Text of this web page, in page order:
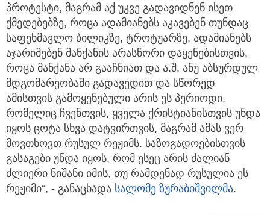
პროტესტი, მაგრამ აქ უკვე გადავიდნენ ისეთ
ქმედებებზე, როცა ადამიანებს აკავებენ თუნდაც
საფეხმავლო ბილიკზე, ტროტუარზე, ადამიანებს
აჯარიმებენ მანქანის არასწორი დაყენებისთვის,
როცა მანქანა არ გააჩნიათ და ა.შ. ანუ აბსურდულ
მდგომარეობაში გადავედით და სწორედ
ამისთვის გამოყენებული არის ეს პერიოდი,
რომელიც ჩვენთვის, ყველა ქრისტიანისთვის უნდა
იყოს ცოტა სხვა დატვირთვის, მაგრამ ამას ვერ
მოვთხოვთ რუსულ რეჟიმს. საზოგადოებისთვის
გასაგები უნდა იყოს, რომ ესეც არის ძალიან
ძლიერი ნიშანი იმის, თუ რამდენად რუსულია ეს
რეჟიმი“, - განაცხადა სალომე ზურაბიშვილმა.